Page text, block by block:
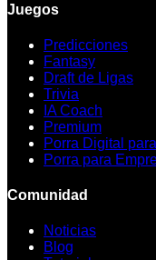
Juegos
Predicciones
Fantasy
Draft de Ligas
Trivia
IA Coach
Premium
Porra Digital
Porra para
Comunidad
Noticias
Blog